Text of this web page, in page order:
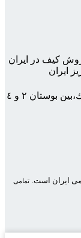
کیف در ایران
ایران
بوستان ٢ و ٤
ايران است. تمامی